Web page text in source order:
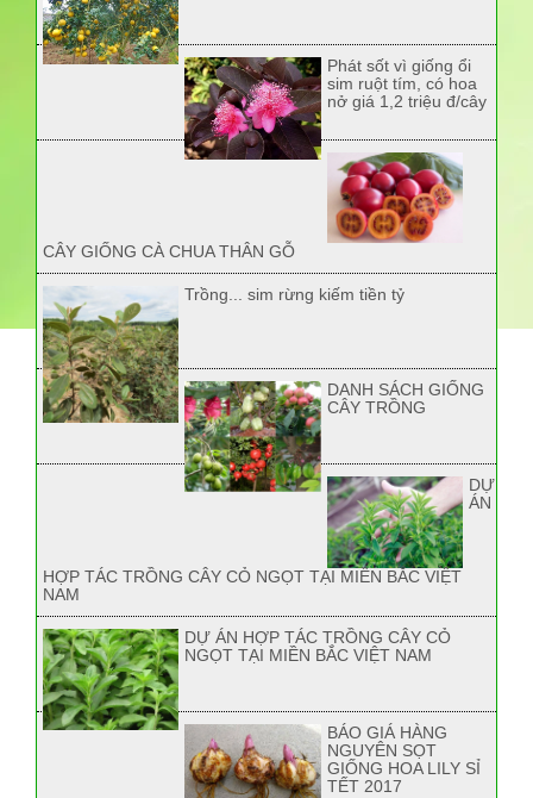
Phát sốt vì giống ổi
sim ruột tím, có hoa
nở giá 1,2 triệu đ/cây
CÂY GIỐNG CÀ CHUA THÂN GỖ
Trồng... sim rừng kiếm tiền tỷ
DANH SÁCH GIỐNG
CÂY TRỒNG
DỰ
ÁN
HỢP TÁC TRỒNG CÂY CỎ NGỌT TẠI MIỀN BẮC VIỆT
NAM
DỰ ÁN HỢP TÁC TRỒNG CÂY CỎ
NGỌT TẠI MIỀN BẮC VIỆT NAM
BÁO GIÁ HÀNG
NGUYÊN SỌT
GIỐNG HOA LILY SỈ
TẾT 2017